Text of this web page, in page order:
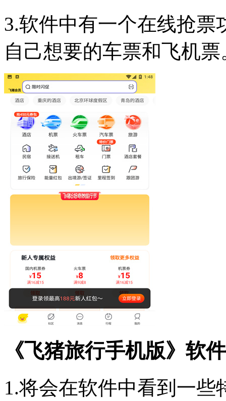
3.软件中有一个在线抢
自己想要的车票和飞机票
《飞猪旅行手机版》软
1.将会在软件中看到一